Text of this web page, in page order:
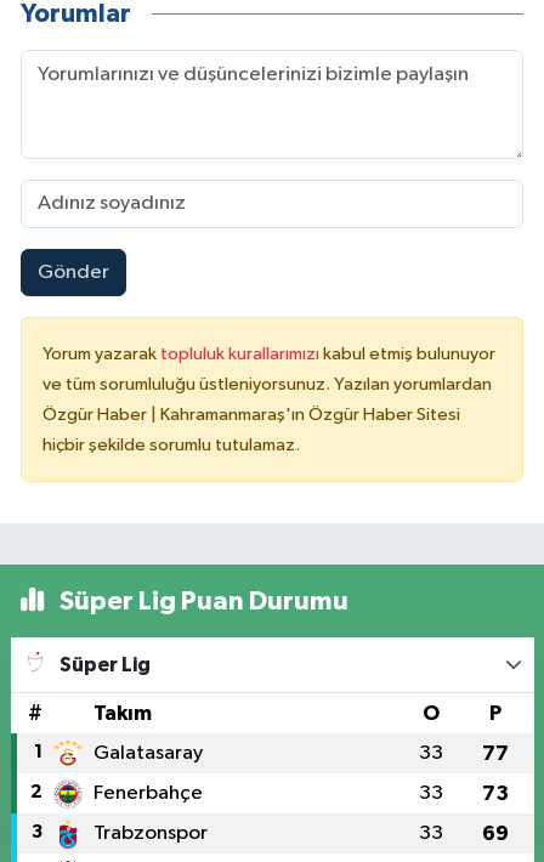
Yorumlar
Gönder
Yorum yazarak topluluk kurallarımızı kabul etmiş bulunuyor
ve tüm sorumluluğu üstleniyorsunuz. Yazılan yorumlardan
Özgür Haber | Kahramanmaraş'ın Özgür Haber Sitesi
hiçbir şekilde sorumlu tutulamaz.
Süper Lig Puan Durumu
Süper Lig
# Takım O P
1 Galatasaray 33 77
2 Fenerbahçe 33 73
3 Trabzonspor 33 69